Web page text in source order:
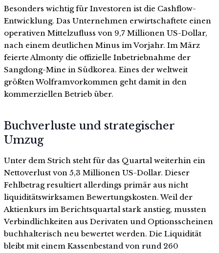
Besonders wichtig für Investoren ist die Cashflow-
Entwicklung. Das Unternehmen erwirtschaftete einen
operativen Mittelzufluss von 9,7 Millionen US-Dollar,
nach einem deutlichen Minus im Vorjahr. Im März
feierte Almonty die offizielle Inbetriebnahme der
Sangdong-Mine in Südkorea. Eines der weltweit
größten Wolframvorkommen geht damit in den
kommerziellen Betrieb über.
Buchverluste und strategischer
Umzug
Unter dem Strich steht für das Quartal weiterhin ein
Nettoverlust von 5,3 Millionen US-Dollar. Dieser
Fehlbetrag resultiert allerdings primär aus nicht
liquiditätswirksamen Bewertungskosten. Weil der
Aktienkurs im Berichtsquartal stark anstieg, mussten
Verbindlichkeiten aus Derivaten und Optionsscheinen
buchhalterisch neu bewertet werden. Die Liquidität
bleibt mit einem Kassenbestand von rund 260